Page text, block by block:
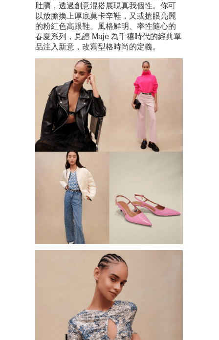
肚臍，透過創意混搭展現真我個性。你可
以放膽換上厚底莫卡辛鞋，又或搶眼亮麗
的粉紅色高跟鞋。風格鮮明、率性隨心的
春夏系列，見證 Maje 為千禧時代的經典單
品注入新意，改寫型格時尚的定義。